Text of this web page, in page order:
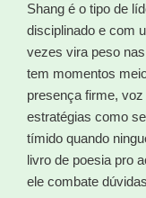
Shang é o tipo de
disciplinado e com
vezes vira peso
tem momentos
presença firme,
estratégias como
tímido quando
livro de poesia pro
ele combate